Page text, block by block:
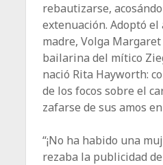
rebautizarse,
extenuación. Adoptó
madre, Volga
bailarina del mítico
nació Rita Hayworth:
de los focos sobre el
zafarse de sus amos
“¡No ha habido una
rezaba la publicidad